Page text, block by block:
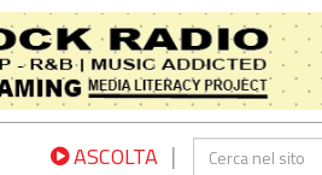
ASCOLTA |